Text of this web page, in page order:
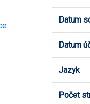
Datum
Datum
Jazyk
Počet